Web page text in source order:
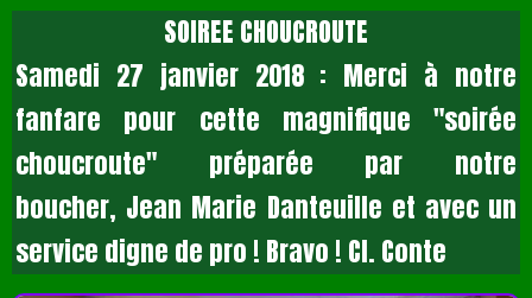
SOIREE CHOUCROUTE
Samedi 27 janvier 2018 : Merci à notre
fanfare pour cette magnifique "soirée
choucroute" préparée par notre
boucher, Jean Marie Danteuille et avec un
service digne de pro ! Bravo ! Cl. Conte